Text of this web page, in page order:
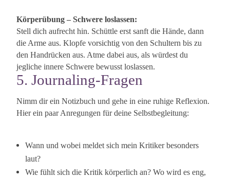
Körperübung – Schwere loslassen:
Stell dich aufrecht hin. Schüttle erst sanft die Hände, dann
die Arme aus. Klopfe vorsichtig von den Schultern bis zu
den Handrücken aus. Atme dabei aus, als würdest du
jegliche innere Schwere bewusst loslassen.
5. Journaling-Fragen
Nimm dir ein Notizbuch und gehe in eine ruhige Reflexion.
Hier ein paar Anregungen für deine Selbstbegleitung:
Wann und wobei meldet sich mein Kritiker besonders
laut?
Wie fühlt sich die Kritik körperlich an? Wo wird es eng,